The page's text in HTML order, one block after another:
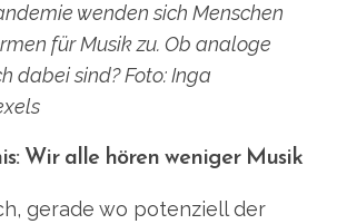
wenden sich Menschen
für Musik zu. Ob analoge
dabei sind? Foto: Inga
Wir alle hören weniger Musik
gerade wo potenziell der